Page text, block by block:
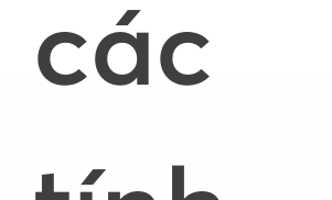
các